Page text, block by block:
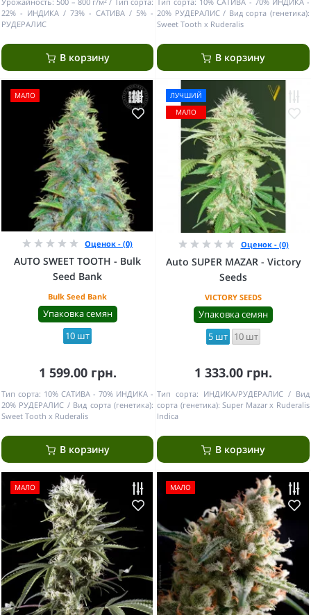
22% - ИНДИКА / 73% - САТИВА / 5% -
РУДЕРАЛИС
В корзину
20% РУДЕРАЛИС
Вид сорта (генетика):
Sweet Tooth x Ruderalis
В корзину
МАЛО
Оценок - (0)
AUTO SWEET TOOTH - Bulk
Seed Bank
Bulk Seed Bank
Упаковка семян
10 шт
1 599.00 грн.
Тип сорта: 10% САТИВА - 70% ИНДИКА -
20% РУДЕРАЛИС
Вид сорта (генетика):
Sweet Tooth x Ruderalis
В корзину
ЛУЧШИЙ
МАЛО
Оценок - (0)
Auto SUPER MAZAR - Victory
Seeds
VICTORY SEEDS
Упаковка семян
5 шт 10 шт
1 333.00 грн.
Тип сорта: ИНДИКА/РУДЕРАЛИС
Вид
сорта (генетика): Super Mazar x Ruderalis
Indica
В корзину
МАЛО МАЛО